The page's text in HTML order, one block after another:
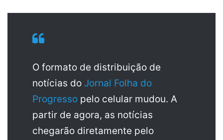
O formato de distribuição de
notícias do Jornal Folha do
Progresso pelo celular mudou. A
partir de agora, as notícias
chegarão diretamente pelo